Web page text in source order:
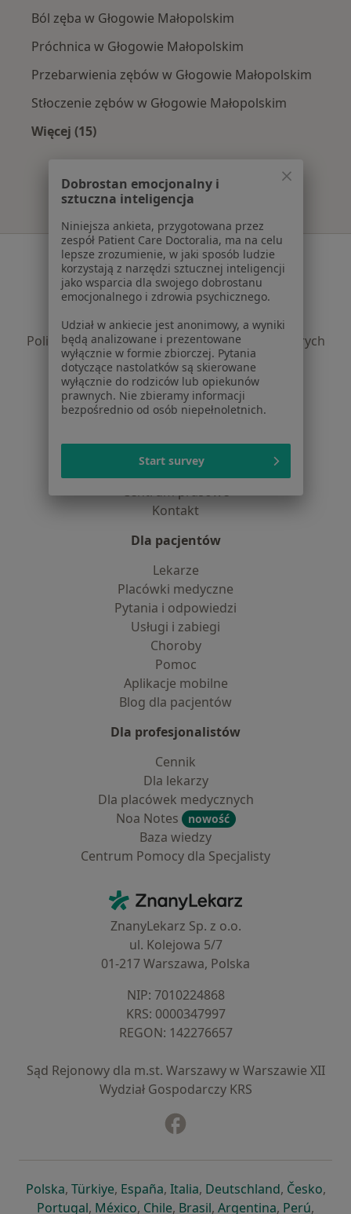
Ból zęba w Głogowie Małopolskim
Próchnica w Głogowie Małopolskim
Przebarwienia zębów w Głogowie Małopolskim
Stłoczenie zębów w Głogowie Małopolskim
Więcej (15)
Serwis
Regulamin
Polityka prywatności pacjentów
Polityka prywatności profesjonalistów
Polityka prywatności dla profesjonalistów, których
dane pozyskaliśmy samodzielnie
Polityka cookies
Jak działają wyniki wyszukiwania
Dostępność
Praca
Rekrutujemy!
Partnerzy
Centrum prasowe
Kontakt
Dla pacjentów
Lekarze
Placówki medyczne
Pytania i odpowiedzi
Usługi i zabiegi
Choroby
Pomoc
Aplikacje mobilne
Blog dla pacjentów
Dla profesjonalistów
Cennik
Dla lekarzy
Dla placówek medycznych
Noa Notes
nowość
Baza wiedzy
Centrum Pomocy dla Specjalisty
ZnanyLekarz - Strona główna
ZnanyLekarz Sp. z o.o.
ul. Kolejowa 5/7
01-217 Warszawa, Polska
NIP: ⁠7010224868
KRS: ⁠0000347997
REGON: ⁠142276657
Sąd Rejonowy dla m.st. Warszawy w Warszawie XII
Wydział Gospodarczy KRS
Polskaotwiera się w nowej karcie
, Türkiyeotwiera się w nowej karcie
, Españaotwiera się w nowej karcie
, Italiaotwiera się w nowej
, Deutschlandotwiera się
, Česko,
Portugalotwiera się w nowej karcie
, Méxicootwiera się w nowej karcie
, Chileotwiera się w nowej karcie
, Brasilotwiera się w nowej
, Argentinaotwiera się
, Perú,
Dobrostan emocjonalny i
sztuczna inteligencja
Niniejsza ankieta, przygotowana przez
zespół Patient Care Doctoralia, ma na celu
lepsze zrozumienie, w jaki sposób ludzie
korzystają z narzędzi sztucznej inteligencji
jako wsparcia dla swojego dobrostanu
emocjonalnego i zdrowia psychicznego.
Udział w ankiecie jest anonimowy, a wyniki
będą analizowane i prezentowane
wyłącznie w formie zbiorczej. Pytania
dotyczące nastolatków są skierowane
wyłącznie do rodziców lub opiekunów
prawnych. Nie zbieramy informacji
bezpośrednio od osób niepełnoletnich.
Start survey